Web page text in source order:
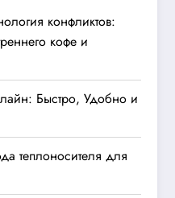
конфликтов:
кофе и
Быстро, Удобно и
теплоносителя для